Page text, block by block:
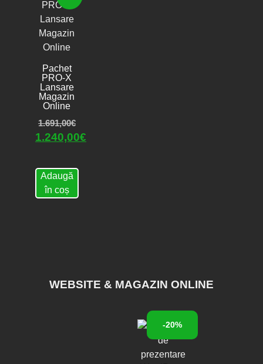
Pachet
PRO-X
Lansare
Magazin
Online
1.691,00€
1.240,00€
Adaugă
în coș
WEBSITE & MAGAZIN ONLINE
-20%